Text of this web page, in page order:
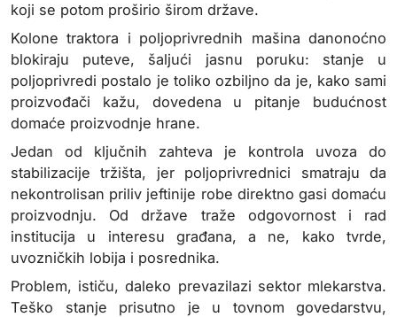
koji se potom proširio širom države.
Kolone traktora i poljoprivrednih mašina danonoćno
blokiraju puteve, šaljući jasnu poruku: stanje u
poljoprivredi postalo je toliko ozbiljno da je, kako sami
proizvođači kažu, dovedena u pitanje budućnost
domaće proizvodnje hrane.
Jedan od ključnih zahteva je kontrola uvoza do
stabilizacije tržišta, jer poljoprivrednici smatraju da
nekontrolisan priliv jeftinije robe direktno gasi domaću
proizvodnju. Od države traže odgovornost i rad
institucija u interesu građana, a ne, kako tvrde,
uvozničkih lobija i posrednika.
Problem, ističu, daleko prevazilazi sektor mlekarstva.
Teško stanje prisutno je u tovnom govedarstvu,